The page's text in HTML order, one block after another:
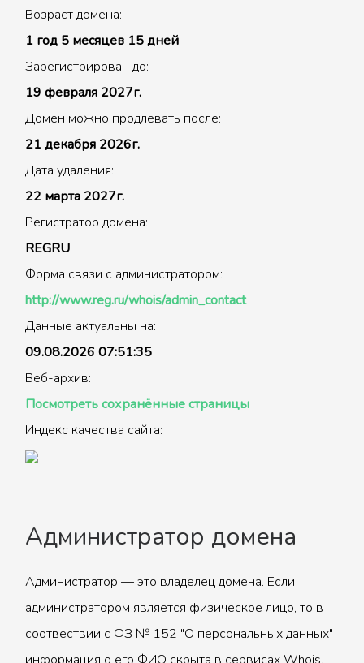
Возраст домена:
1 год 5 месяцев 15 дней
Зарегистрирован до:
19 февраля 2027г.
Домен можно продлевать после:
21 декабря 2026г.
Дата удаления:
22 марта 2027г.
Регистратор домена:
REGRU
Форма связи с администратором:
http://www.reg.ru/whois/admin_contact
Данные актуальны на:
09.08.2026 07:51:35
Веб-архив:
Посмотреть сохранённые страницы
Индекс качества сайта:
Администратор домена
Администратор — это владелец домена. Если
администратором является физическое лицо, то в
соотвествии с ФЗ № 152 "О персональных данных"